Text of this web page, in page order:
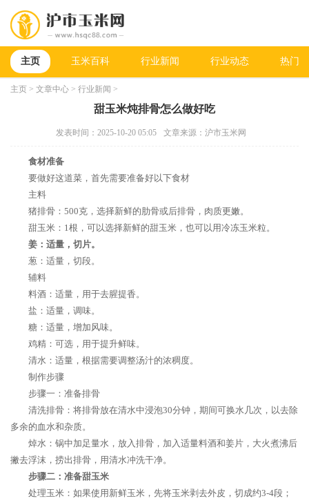
主页 玉米百科 行业新闻 行业动态 热门
主页 > 文章中心 > 行业新闻 >
甜玉米炖排骨怎么做好吃
发表时间：2025-10-20 05:05 文章来源：沪市玉米网
食材准备
要做好这道菜，首先需要准备好以下食材
主料
猪排骨：500克，选择新鲜的肋骨或后排骨，肉质更嫩。
甜玉米：1根，可以选择新鲜的甜玉米，也可以用冷冻玉米粒。
姜：适量，切片。
葱：适量，切段。
辅料
料酒：适量，用于去腥提香。
盐：适量，调味。
糖：适量，增加风味。
鸡精：可选，用于提升鲜味。
清水：适量，根据需要调整汤汁的浓稠度。
制作步骤
步骤一：准备排骨
清洗排骨：将排骨放在清水中浸泡30分钟，期间可换水几次，以去除
多余的血水和杂质。
焯水：锅中加足量水，放入排骨，加入适量料酒和姜片，大火煮沸后
撇去浮沫，捞出排骨，用清水冲洗干净。
步骤二：准备甜玉米
处理玉米：如果使用新鲜玉米，先将玉米剥去外皮，切成约3-4段；